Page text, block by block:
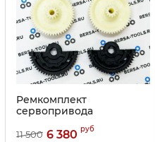
Ремкомплект
сервопривода
дроссельных заслонок
BMW S65, S85
11 500 6 380 руб